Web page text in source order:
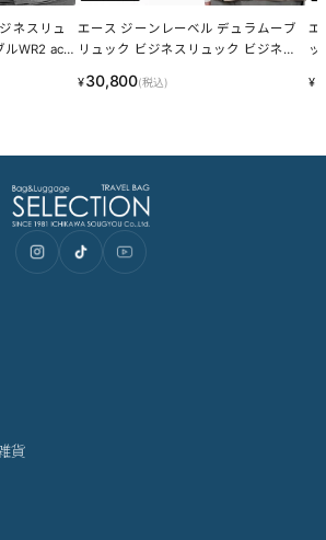
半分はナイロン生地を使用し、服の摩擦を軽減しつ
。毎日使う上で大切な快適性を高めています。